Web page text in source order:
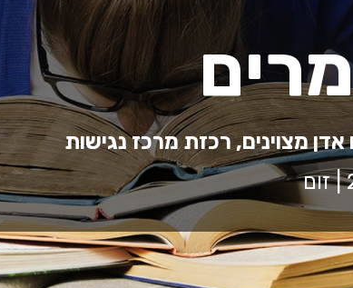
מצוינים, רכזת מרכז נגישות